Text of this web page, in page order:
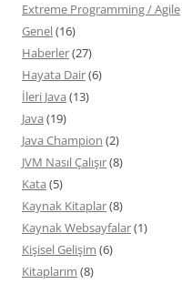
Extreme Programming / Agile
Genel(16)
Haberler(27)
Hayata Dair(6)
İleri Java (13)
Java (19)
Java Champion (2)
JVM Nasıl Çalışır(8)
Kata (5)
Kaynak Kitaplar(8)
Kaynak Websayfalar(1)
Kişisel Gelişim (6)
Kitaplarım (8)